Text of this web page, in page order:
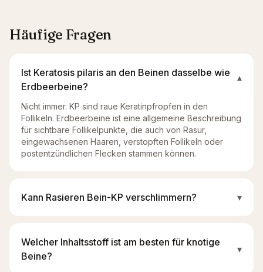
Häufige Fragen
Ist Keratosis pilaris an den Beinen dasselbe wie
Erdbeerbeine?
▾
Nicht immer. KP sind raue Keratinpfropfen in den
Follikeln. Erdbeerbeine ist eine allgemeine Beschreibung
für sichtbare Follikelpunkte, die auch von Rasur,
eingewachsenen Haaren, verstopften Follikeln oder
postentzündlichen Flecken stammen können.
Kann Rasieren Bein-KP verschlimmern? ▾
Welcher Inhaltsstoff ist am besten für knotige
Beine?
▾